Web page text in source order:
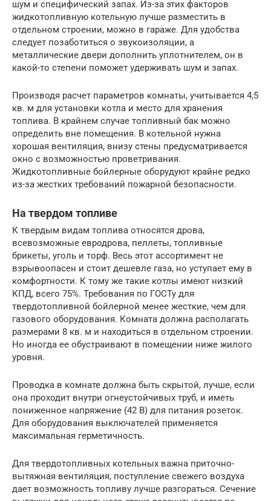
шум и специфический запах. Из-за этих факторов
жидкотопливную котельную лучше разместить в
отдельном строении, можно в гараже. Для удобства
следует позаботиться о звукоизоляции, а
металлические двери дополнить уплотнителем, он в
какой-то степени поможет удерживать шум и запах.
Производя расчет параметров комнаты, учитывается 4,5
кв. м для установки котла и место для хранения
топлива. В крайнем случае топливный бак можно
определить вне помещения. В котельной нужна
хорошая вентиляция, внизу стены предусматривается
окно с возможностью проветривания.
Жидкотопливные бойлерные оборудуют крайне редко
из-за жестких требований пожарной безопасности.
На твердом топливе
К твердым видам топлива относятся дрова,
всевозможные евродрова, пеллеты, топливные
брикеты, уголь и торф. Весь этот ассортимент не
взрывоопасен и стоит дешевле газа, но уступает ему в
комфортности. К тому же такие котлы имеют низкий
КПД, всего 75%. Требования по ГОСТу для
твердотопливной бойлерной менее жесткие, чем для
газового оборудования. Комната должна располагать
размерами 8 кв. м и находиться в отдельном строении.
Но иногда ее обустраивают в помещении ниже жилого
уровня.
Проводка в комнате должна быть скрытой, лучше, если
она проходит внутри огнеустойчивых труб, и иметь
пониженное напряжение (42 В) для питания розеток.
Для оборудования выключателей применяется
максимальная герметичность.
Для твердотопливных котельных важна приточно-
вытяжная вентиляция, поступление свежего воздуха
дает возможность топливу лучше разгораться. Сечение